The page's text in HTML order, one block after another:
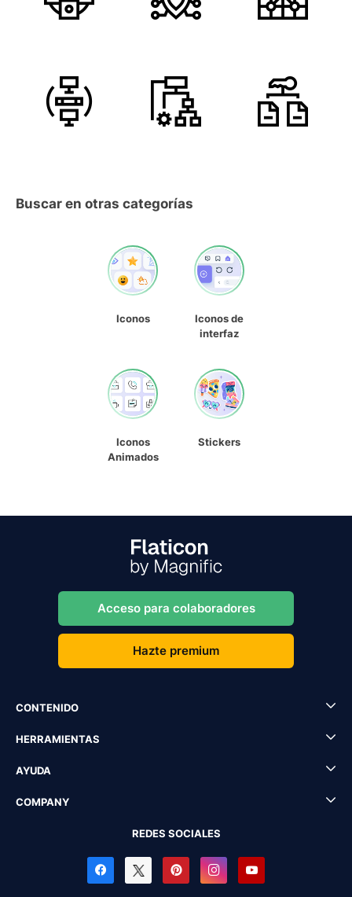
Buscar en otras categorías
Iconos
Iconos de
interfaz
Iconos
Animados
Stickers
Acceso para colaboradores
Hazte premium
CONTENIDO
HERRAMIENTAS
AYUDA
COMPANY
REDES SOCIALES